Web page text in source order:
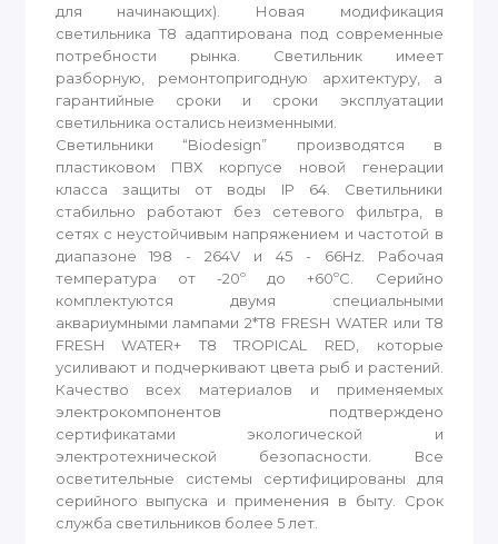
для начинающих). Новая модификация
светильника T8 адаптирована под современные
потребности рынка. Светильник имеет
разборную, ремонтопригодную архитектуру, а
гарантийные сроки и сроки эксплуатации
светильника остались неизменными.
Светильники “Biodesign” производятся в
пластиковом ПВХ корпусе новой генерации
класса защиты от воды IP 64. Светильники
стабильно работают без сетевого фильтра, в
сетях с неустойчивым напряжением и частотой в
диапазоне 198 - 264V и 45 - 66Hz. Рабочая
температура от -20º до +60ºС. Серийно
комплектуются двумя специальными
аквариумными лампами 2*Т8 FRESH WATER или Т8
FRESH WATER+ Т8 TROPICAL RED, которые
усиливают и подчеркивают цвета рыб и растений.
Качество всех материалов и применяемых
электрокомпонентов подтверждено
сертификатами экологической и
электротехнической безопасности. Все
осветительные системы сертифицированы для
серийного выпуска и применения в быту. Срок
служба светильников более 5 лет.